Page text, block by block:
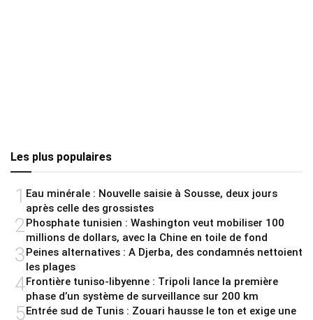
Les plus populaires
1 Eau minérale : Nouvelle saisie à Sousse, deux jours
après celle des grossistes
2Phosphate tunisien : Washington veut mobiliser 100
millions de dollars, avec la Chine en toile de fond
3Peines alternatives : A Djerba, des condamnés nettoient
les plages
4Frontière tuniso-libyenne : Tripoli lance la première
phase d’un système de surveillance sur 200 km
5Entrée sud de Tunis : Zouari hausse le ton et exige une